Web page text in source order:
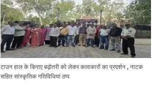
टाउन हाल के किराए बढ़ोतरी को लेकर कलाकारों का प्रदर्शन , नाटक
सहित सांस्कृतिक गतिविधियां ठप्प